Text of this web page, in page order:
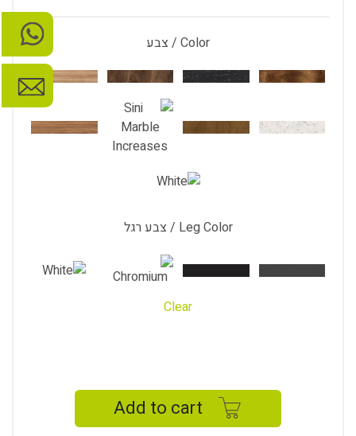
Color / צבע
Leg Color / צבע רגל
Clear
Add to cart